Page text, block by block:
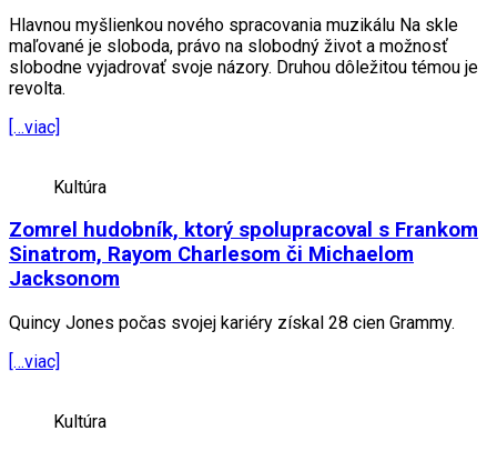
Hlavnou myšlienkou nového spracovania muzikálu Na skle
maľované je sloboda, právo na slobodný život a možnosť
slobodne vyjadrovať svoje názory. Druhou dôležitou témou je
revolta.
[…viac]
Kultúra
Zomrel hudobník, ktorý spolupracoval s Frankom
Sinatrom, Rayom Charlesom či Michaelom
Jacksonom
Quincy Jones počas svojej kariéry získal 28 cien Grammy.
[…viac]
Kultúra